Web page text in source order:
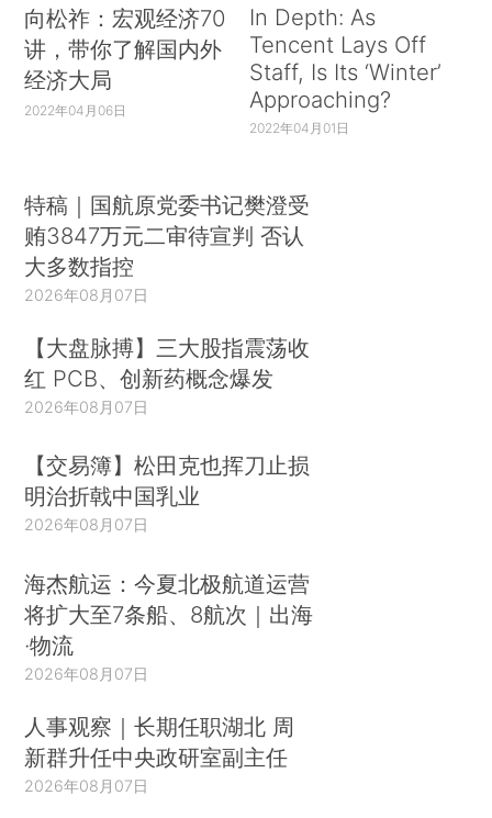
向松祚：宏观经济70
讲，带你了解国内外
经济大局
2022年04月06日
In Depth: As
Tencent Lays Off
Staff, Is Its ‘Winter’
Approaching?
2022年04月01日
特稿｜国航原党委书记樊澄受
贿3847万元二审待宣判 否认
大多数指控
2026年08月07日
【大盘脉搏】三大股指震荡收
红 PCB、创新药概念爆发
2026年08月07日
【交易簿】松田克也挥刀止损
明治折戟中国乳业
2026年08月07日
海杰航运：今夏北极航道运营
将扩大至7条船、8航次｜出海
·物流
2026年08月07日
人事观察｜长期任职湖北 周
新群升任中央政研室副主任
2026年08月07日